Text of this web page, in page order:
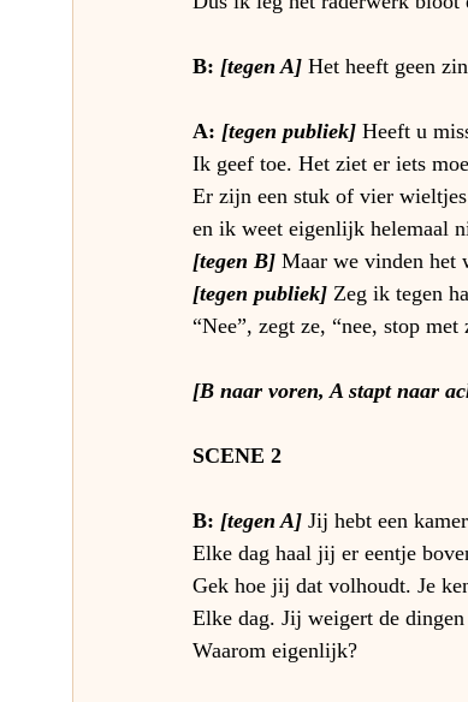
B: [tegen A] Het heeft geen
A: [tegen publiek] Heeft u
Ik geef toe. Het ziet er iets
Er zijn een stuk of vier
en ik weet eigenlijk helemaal
[tegen B] Maar we vinden het
[tegen publiek] Zeg ik tegen
“Nee”, zegt ze, “nee, stop
[B naar voren, A stapt naar
SCENE 2
B: [tegen A] Jij hebt een
Elke dag haal jij er eentje
Gek hoe jij dat volhoudt. Je
Elke dag. Jij weigert de
Waarom eigenlijk?